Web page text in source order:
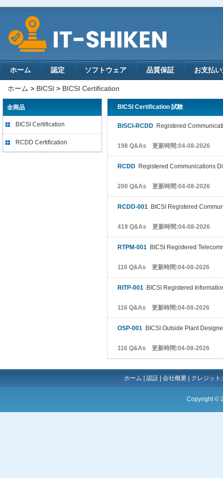
ホーム 認定 ソフトウェア 品質保証 お支払
ホーム > BICSI > BICSI Certification
全商品
BICSI Certification
RCDD Certification
BICSI Certification 試験
BISCI-RCDD Registered
198 Q&As 更新時間:04-08-2026
RCDD Registered Communications
200 Q&As 更新時間:04-08-2026
RCDD-001 BICSI Registered
419 Q&As 更新時間:04-08-2026
RTPM-001 BICSI Registered
116 Q&As 更新時間:04-08-2026
RITP-001 BICSI Registered
116 Q&As 更新時間:04-08-2026
OSP-001 BICSI Outside Plant
116 Q&As 更新時間:04-08-2026
ホーム 認証 会社概要 クレジッ
Copyright ©